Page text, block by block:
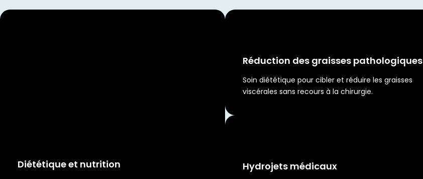
Diététique et nutrition
Réduction des graisses pathologiques
Soin diététique pour cibler et réduire les graisses
viscérales sans recours à la chirurgie.
Hydrojets médicaux